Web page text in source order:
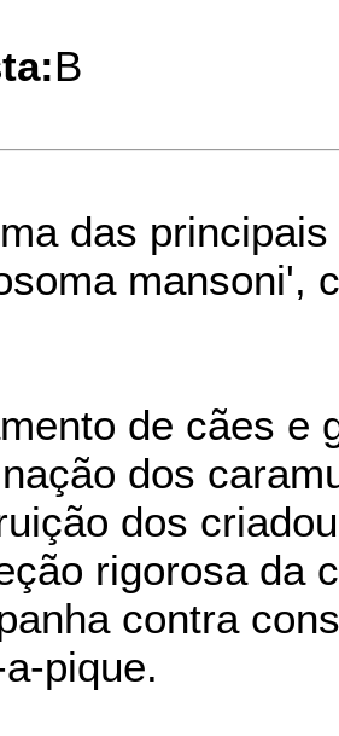
B
das
mansoni',
de cães e
dos
dos
rigorosa da
contra
pique.